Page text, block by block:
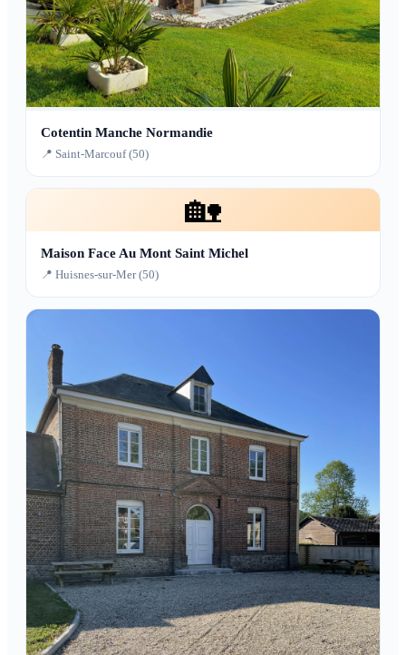
Cotentin Manche Normandie
📍 Saint-Marcouf (50)
🏡
Maison Face Au Mont Saint Michel
📍 Huisnes-sur-Mer (50)